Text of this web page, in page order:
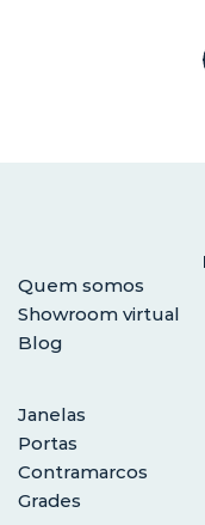
Quem somos
Showroom virtual
Blog
Janelas
Portas
Contramarcos
Grades